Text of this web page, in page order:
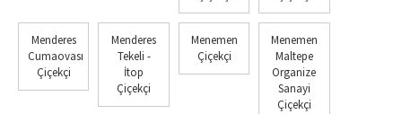
Menderes
Cumaovası
Çiçekçi
Menderes
Tekeli -
İtop
Çiçekçi
Menemen
Çiçekçi
Menemen
Maltepe
Organize
Sanayi
Çiçekçi